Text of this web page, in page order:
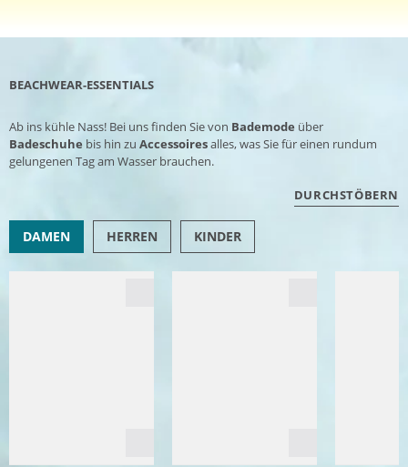
BEACHWEAR-ESSENTIALS
Ab ins kühle Nass! Bei uns finden Sie von Bademode über
Badeschuhe bis hin zu Accessoiresalles, was Sie für einen rundum
gelungenen Tag am Wasser brauchen.
DURCHSTÖBERN
DAMEN HERREN KINDER